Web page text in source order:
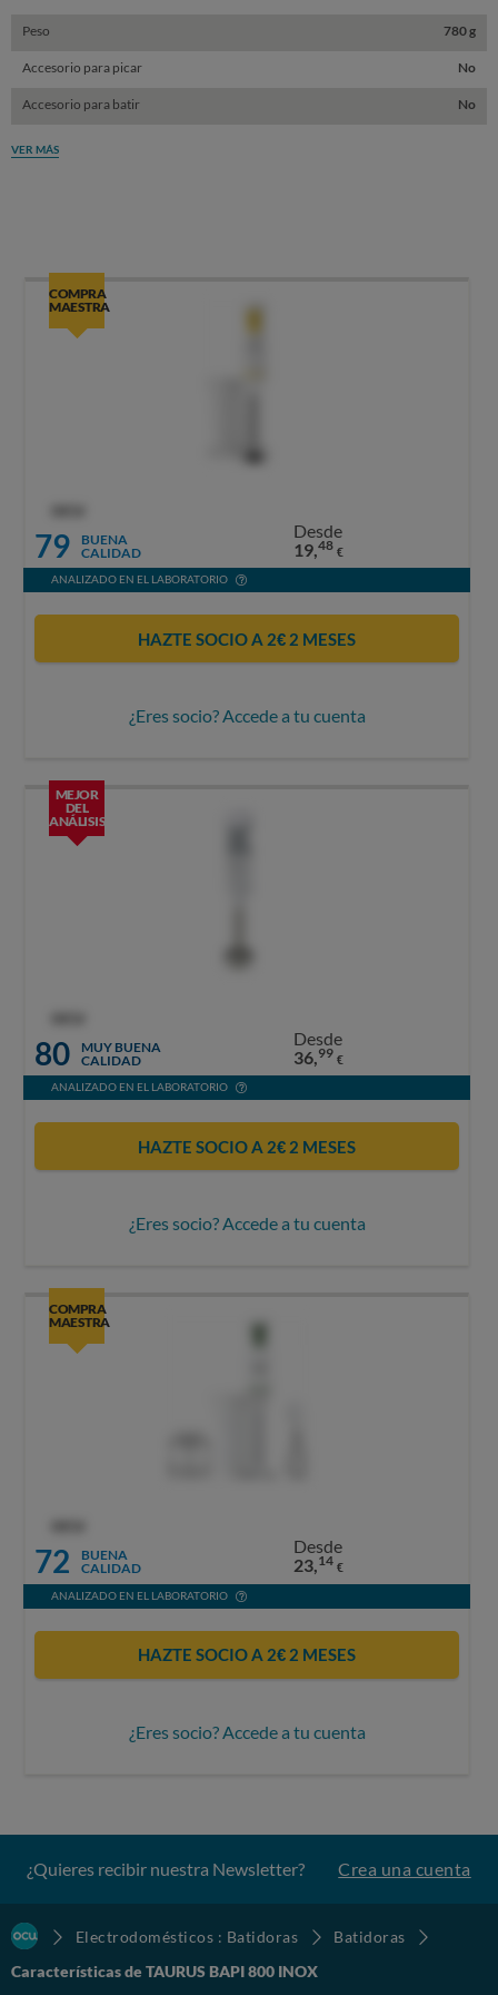
Peso 780 g
Accesorio para picar No
Accesorio para batir No
VER MÁS
COMPRA
MAESTRA
79
BUENA
CALIDAD
Desde
19,48 €
ANALIZADO EN EL LABORATORIO
HAZTE SOCIO A 2€ 2 MESES
¿Eres socio? Accede a tu cuenta
MEJOR
DEL
ANÁLISIS
80
MUY BUENA
CALIDAD
Desde
36,99 €
ANALIZADO EN EL LABORATORIO
HAZTE SOCIO A 2€ 2 MESES
¿Eres socio? Accede a tu cuenta
COMPRA
MAESTRA
72
BUENA
CALIDAD
Desde
23,14 €
ANALIZADO EN EL LABORATORIO
HAZTE SOCIO A 2€ 2 MESES
¿Eres socio? Accede a tu cuenta
¿Quieres recibir nuestra Newsletter? Crea una cuenta
Electrodomésticos : Batidoras
Batidoras
Características de TAURUS BAPI 800 INOX